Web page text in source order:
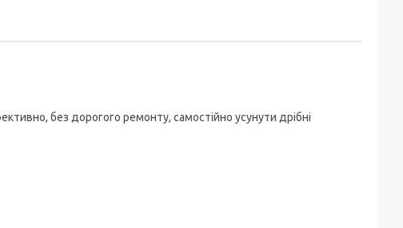
без дорогого ремонту, самостійно усунути дрібні